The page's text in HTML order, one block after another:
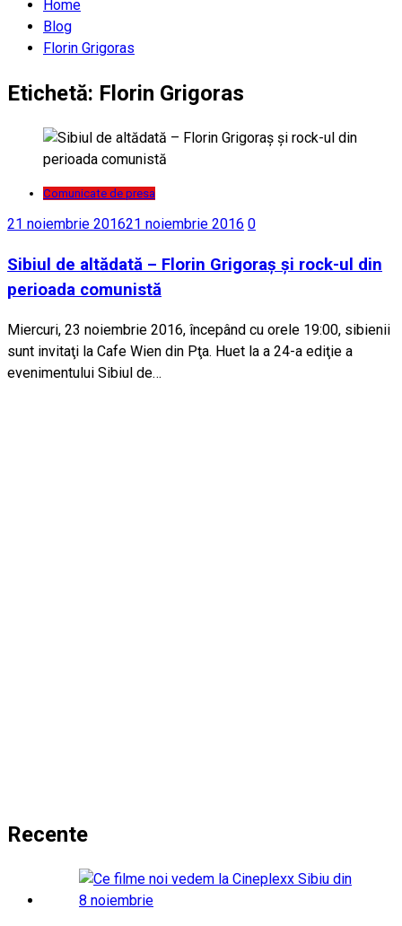
Home
Blog
Florin Grigoras
Etichetă: Florin Grigoras
Comunicate de presa
21 noiembrie 201621 noiembrie 2016 0
Sibiul de altădată – Florin Grigoraş şi rock-ul din
perioada comunistă
Miercuri, 23 noiembrie 2016, începând cu orele 19:00, sibienii
sunt invitaţi la Cafe Wien din Pţa. Huet la a 24-a ediţie a
evenimentului Sibiul de…
Recente